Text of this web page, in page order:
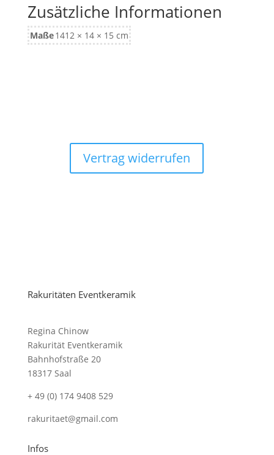
Zusätzliche Informationen
Maße1412 × 14 × 15 cm
Vertrag widerrufen
Rakuritäten Eventkeramik
Regina Chinow
Rakurität Eventkeramik
Bahnhofstraße 20
18317 Saal
+ 49 (0) 174 9408 529
rakuritaet@gmail.com
Infos